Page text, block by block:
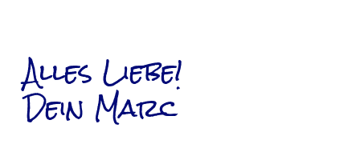
Alles Liebe!
Dein Marc